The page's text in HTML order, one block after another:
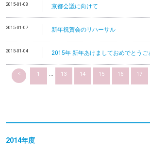
2015-01-08 京都会議に向けて
2015-01-07 新年祝賀会のリハーサル
2015-01-04 2015年 新年あけましておめでとうご
< 1 ... 13 14 15 16 17
2014年度